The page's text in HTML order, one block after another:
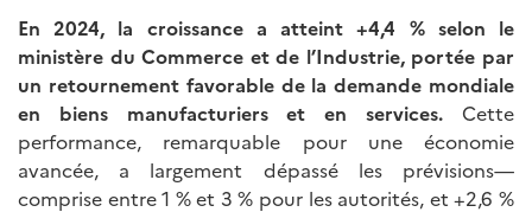
En 2024, la croissance a atteint +4,4 % selon le
ministère du Commerce et de l’Industrie, portée par
un retournement favorable de la demande mondiale
en biens manufacturiers et en services. Cette
performance, remarquable pour une économie
avancée, a largement dépassé les prévisions—
comprise entre 1 % et 3 % pour les autorités, et +2,6 %